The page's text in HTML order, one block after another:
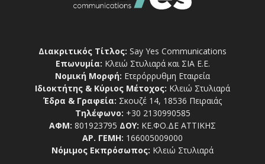
Διακριτικός Τίτλος: Say Yes Communications
Επωνυμία: Κλειώ Στυλιαρά και ΣΙΑ Ε.Ε.
Νομική Μορφή: Ετερόρρυθμη Εταιρεία
Ιδιοκτήτης & Κύριος Μέτοχος: Κλειώ Στυλιαρά
Έδρα & Γραφεία: Σκουζέ 14, 18536 Πειραιάς
Τηλέφωνο: +30 2130990585
ΑΦΜ: 801923795 ΔΟΥ: ΚΕ.ΦΟ.ΔΕ ΑΤΤΙΚΗΣ
ΑΡ. ΓΕΜΗ: 166005009000
Νόμιμος Εκπρόσωπος: Κλειώ Στυλιαρά